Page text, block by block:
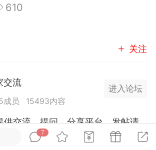
范近期收到一些信息
1. *...
2.21w
7
610
关注
交流
成员 15493内容
进入论坛
供交流、提问、分享平台。发帖请
则，拒绝违法信息！